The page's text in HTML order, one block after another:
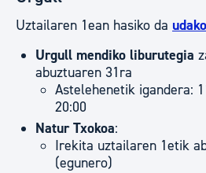
Uztailaren 1ean hasiko da
Urgull mendiko liburutegia
abuztuaren 31ra
Astelehenetik igandera:
20:00
Natur Txokoa:
Irekita uztailaren 1etik
(egunero)